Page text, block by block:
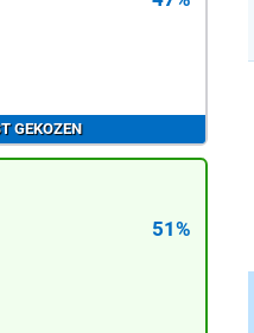
GEKOZEN
51%